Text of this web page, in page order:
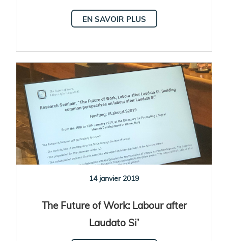
EN SAVOIR PLUS
14 janvier 2019
The Future of Work: Labour after
Laudato Si’